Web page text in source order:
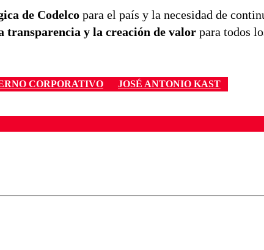
de Codelco para el país y la necesidad de
transparencia y la creación de valor para todos
CORPORATIVO
JOSÉ ANTONIO KAST